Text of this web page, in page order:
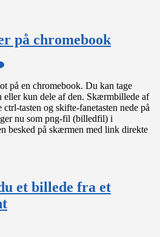
på chromebook
on
skærmbilleder
på
chromebook
på en chromebook. Du kan tage
eller kun dele af den. Skærmbillede af
tasten og skifte-fanetasten nede på
nu som png-fil (billedfil) i
besked på skærmen med link direkte
et billede fra et